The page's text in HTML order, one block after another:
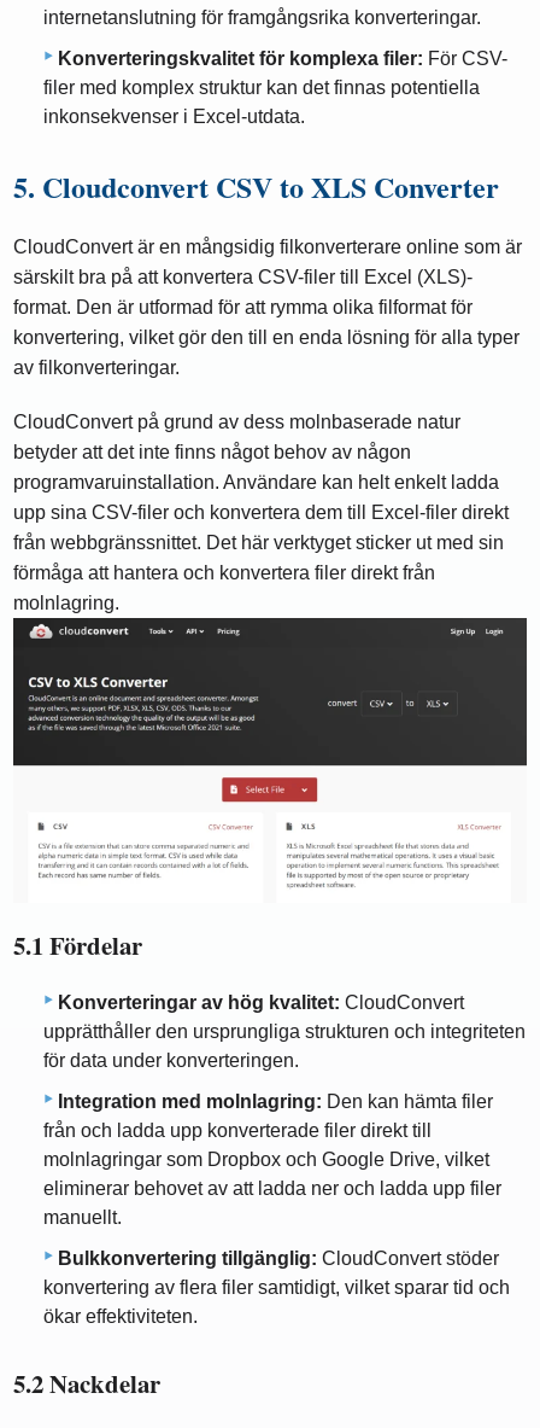
internetanslutning för framgångsrika konverteringar.
Konverteringskvalitet för komplexa filer: För CSV-
filer med komplex struktur kan det finnas potentiella
inkonsekvenser i Excel-utdata.
5. Cloudconvert CSV to XLS Converter
CloudConvert är en mångsidig filkonverterare online som är
särskilt bra på att konvertera CSV-filer till Excel (XLS)-
format. Den är utformad för att rymma olika filformat för
konvertering, vilket gör den till en enda lösning för alla typer
av filkonverteringar.
CloudConvert på grund av dess molnbaserade natur
betyder att det inte finns något behov av någon
programvaruinstallation. Användare kan helt enkelt ladda
upp sina CSV-filer och konvertera dem till Excel-filer direkt
från webbgränssnittet. Det här verktyget sticker ut med sin
förmåga att hantera och konvertera filer direkt från
molnlagring.
5.1 Fördelar
Konverteringar av hög kvalitet: CloudConvert
upprätthåller den ursprungliga strukturen och integriteten
för data under konverteringen.
Integration med molnlagring: Den kan hämta filer
från och ladda upp konverterade filer direkt till
molnlagringar som Dropbox och Google Drive, vilket
eliminerar behovet av att ladda ner och ladda upp filer
manuellt.
Bulkkonvertering tillgänglig: CloudConvert stöder
konvertering av flera filer samtidigt, vilket sparar tid och
ökar effektiviteten.
5.2 Nackdelar